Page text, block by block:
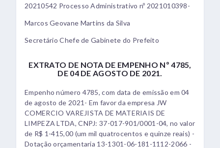
20210542 Processo Administrativo nº 2021010398-
Marcos Geovane Martins da Silva
Secretário Chefe de Gabinete do Prefeito
EXTRATO DE NOTA DE EMPENHO Nº 4785,
DE 04 DE AGOSTO DE 2021.
Empenho número 4785, com data de emissão em 04
de agosto de 2021- Em favor da empresa JW
COMERCIO VAREJISTA DE MATERIAIS DE
LIMPEZA LTDA, CNPJ: 37-017-901/0001-04, no valor
de R$ 1-415,00 (um mil quatrocentos e quinze reais) -
Dotação orçamentaria 13-1301-06-181-1112-2066 -